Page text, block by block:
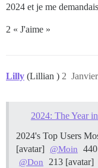
2024 et je me
2 « J'aime »
Lilly (Lillian ) 2
2024: The Year
2024's Top Users
[avatar] @Moin
@Don 213 [avatar]